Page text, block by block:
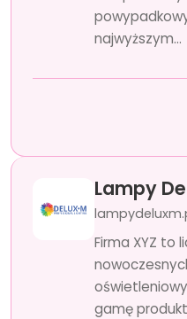
najwyższym...
Lampy
Firma XYZ to
gamę